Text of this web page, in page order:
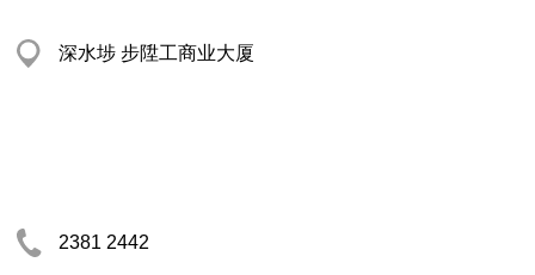
深水埗 步陞工商业大厦
2381 2442